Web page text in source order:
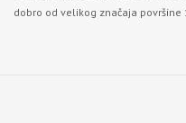
dobro od velikog značaja površine